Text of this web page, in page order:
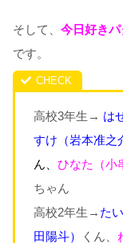
そして、 今日好き
です。
高校3年生→ は
すけ （岩本准之
ん、 ひなた（小
ちゃん
高校2年生→ た
田陽斗） くん、